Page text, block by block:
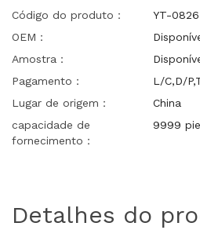
Código do produto：
YT-0826
OEM：
Amostra：
Pagamento：
L/C,D/
Lugar de origem：
China
capacidade de
fornecimento：
9999
Detalhes do